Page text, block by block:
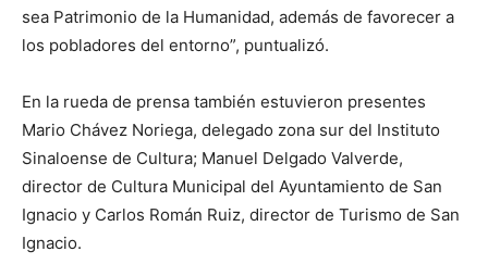
sea Patrimonio de la Humanidad, además de favorecer a
los pobladores del entorno”, puntualizó.
En la rueda de prensa también estuvieron presentes
Mario Chávez Noriega, delegado zona sur del Instituto
Sinaloense de Cultura; Manuel Delgado Valverde,
director de Cultura Municipal del Ayuntamiento de San
Ignacio y Carlos Román Ruiz, director de Turismo de San
Ignacio.